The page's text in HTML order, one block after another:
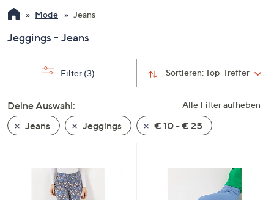
Sie
Pfeiltasten
nach
und
nach
unten
oder
Mode Jeans
Jeggings - Jeans
Sortieren:Top-Treffer
Filter (3)
Alle Filter aufheben
Deine Auswahl:
Jeans
Jeggings € 10 - € 25